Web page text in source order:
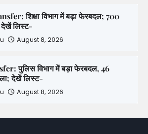
शिक्षा विभाग में बड़ा फेरबदल; 700
देखें लिस्ट-
August 8, 2026
पुलिस विभाग में बड़ा फेरबदल, 46
देखें लिस्ट-
August 8, 2026